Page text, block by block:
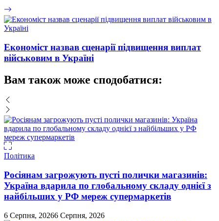
Економіст назвав сценарії підвищення виплат
військовим в Україні
Вам також може сподобатися:
Політика
Росіянам загрожують пусті полички магазинів:
Україна вдарила по глобальному складу однієї з
найбільших у РФ мереж супермаркетів
6 Серпня, 20266 Серпня, 2026